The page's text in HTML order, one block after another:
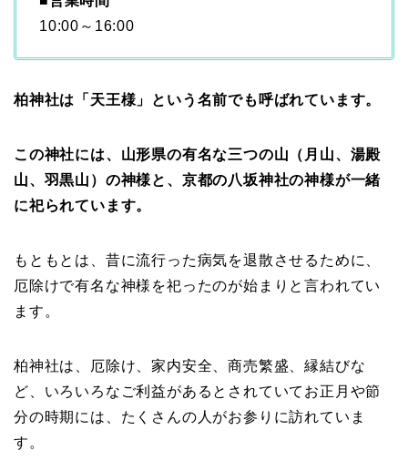
10:00～16:00
柏神社は「天王様」という名前でも呼ばれています。
この神社には、山形県の有名な三つの山（月山、湯殿
山、羽黒山）の神様と、京都の八坂神社の神様が一緒
に祀られています。
もともとは、昔に流行った病気を退散させるために、
厄除けで有名な神様を祀ったのが始まりと言われてい
ます。
柏神社は、厄除け、家内安全、商売繁盛、縁結びな
ど、いろいろなご利益があるとされていてお正月や節
分の時期には、たくさんの人がお参りに訪れていま
す。